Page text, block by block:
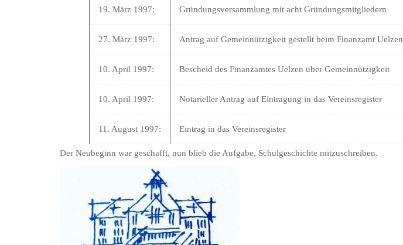
19. März 1997: Gründungsversammlung mit acht Gründungsmitgliedern
27. März 1997: Antrag auf Gemeinnützigkeit gestellt beim Finanzamt Uelzen
10. April 1997: Bescheid des Finanzamtes Uelzen über Gemeinnützigkeit
10. April 1997: Notarieller Antrag auf Eintragung in das Vereinsregister
11. August 1997: Eintrag in das Vereinsregister
Der Neubeginn war geschafft, nun blieb die Aufgabe, Schulgeschichte mitzuschreiben.